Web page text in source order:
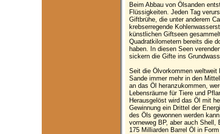
Beim Abbau von Ölsanden
Flüssigkeiten. Jeden Tag
Giftbrühe, die unter anderem
krebserregende
künstlichen Giftseen
Quadratkilometern bereits die
haben. In diesen Seen
sickern die Gifte ins
Seit die Ölvorkommen weltweit
Sande immer mehr in den
an das Öl heranzukommen,
Lebensräume für Tiere und
Herausgelöst wird das Öl mit
Gewinnung ein Drittel der
des Öls gewonnen werden
vorneweg BP, aber auch Shell,
175 Milliarden Barrel Öl in